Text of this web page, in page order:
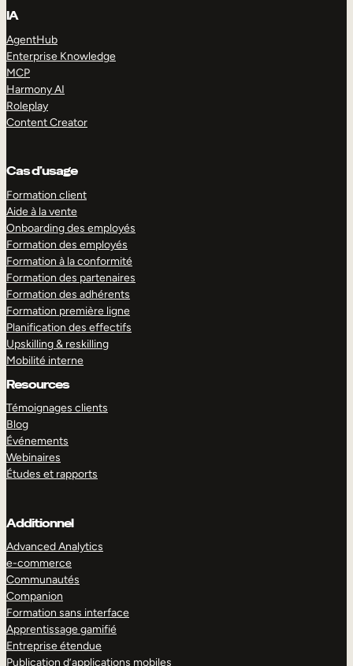
IA
AgentHub
Enterprise Knowledge
MCP
Harmony AI
Roleplay
Content Creator
Cas d’usage
Formation client
Aide à la vente
Onboarding des employés
Formation des employés
Formation à la conformité
Formation des partenaires
Formation des adhérents
Formation première ligne
Planification des effectifs
Upskilling & reskilling
Mobilité interne
Resources
Témoignages clients
Blog
Événements
Webinaires
Études et rapports
Additionnel
Advanced Analytics
e-commerce
Communautés
Companion
Formation sans interface
Apprentissage gamifié
Entreprise étendue
Publication d’applications mobiles